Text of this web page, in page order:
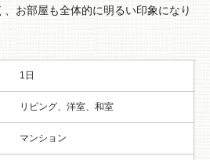
お部屋も全体的に明るい印象になり
1日
リビング、洋室、和室
マンション